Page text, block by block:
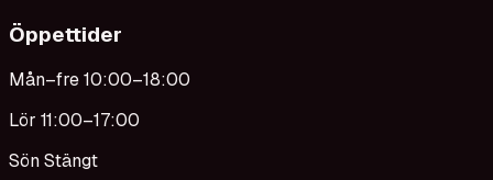
Öppettider
Mån–fre 10:00–18:00
Lör 11:00–17:00
Sön Stängt